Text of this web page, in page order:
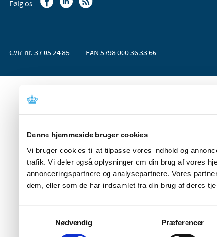
Denne hjemmeside bruger cookies
Vi bruger cookies til at tilpasse vores indhold og
trafik. Vi deler også oplysninger om din brug af vores
annonceringspartnere og analysepartnere. Vores
dem, eller som de har indsamlet fra din brug af deres
Nødvendig
Præferencer
Følg os
CVR-nr. 37 05 24 85 EAN 5798 000 36 33 66